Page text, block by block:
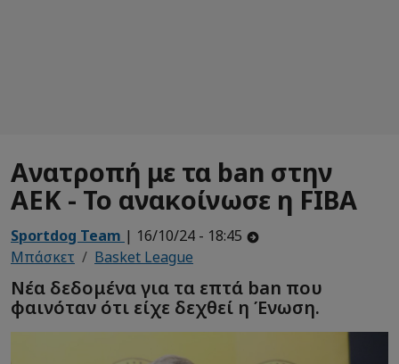
Ανατροπή με τα ban στην
ΑΕΚ - Το ανακοίνωσε η FIBA
Sportdog Team | 16/10/24 - 18:45
Μπάσκετ
Basket League
Νέα δεδομένα για τα επτά ban που
φαινόταν ότι είχε δεχθεί η Ένωση.